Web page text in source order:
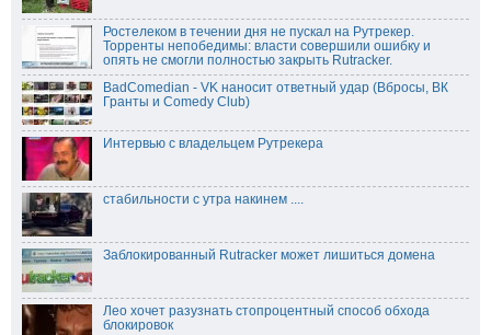
Ростелеком в течении дня не пускал на Рутрекер.
Торренты непобедимы: власти совершили ошибку и
опять не смогли полностью закрыть Rutracker.
BadComedian - VK наносит ответный удар (Вбросы, ВК
Гранты и Comedy Club)
Интервью с владельцем Рутрекера
стабильности с утра накинем ....
Заблокированный Rutracker может лишиться домена
Лео хочет разузнать стопроцентный способ обхода
блокировок